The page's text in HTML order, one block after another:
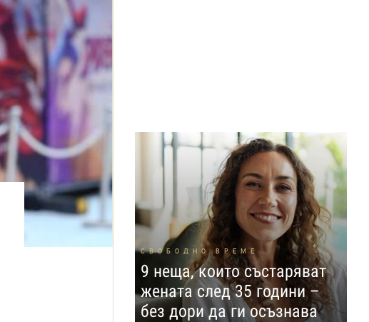
СВОБОДНО ВРЕМЕ
9 неща, които състаряват
жената след 35 години –
без дори да ги осъзнава